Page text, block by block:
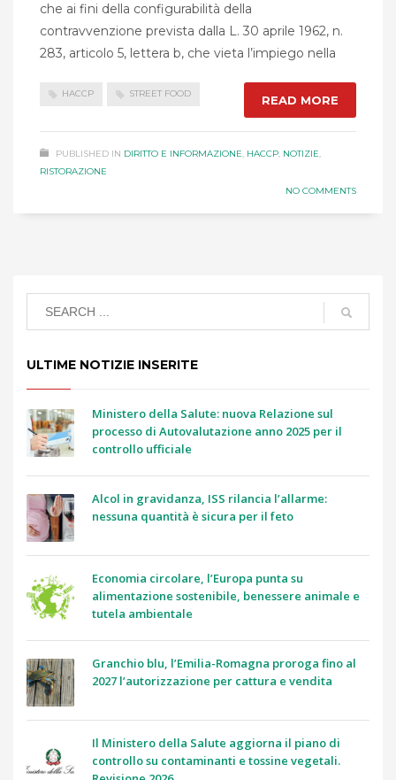
che ai fini della configurabilità della
contravvenzione prevista dalla L. 30 aprile 1962, n.
283, articolo 5, lettera b, che vieta l’impiego nella
HACCP STREET FOOD READ MORE
PUBLISHED IN DIRITTO E INFORMAZIONE, HACCP, NOTIZIE,
RISTORAZIONE
NO COMMENTS
ULTIME NOTIZIE INSERITE
Ministero della Salute: nuova Relazione sul
processo di Autovalutazione anno 2025 per il
controllo ufficiale
Alcol in gravidanza, ISS rilancia l’allarme:
nessuna quantità è sicura per il feto
Economia circolare, l’Europa punta su
alimentazione sostenibile, benessere animale e
tutela ambientale
Granchio blu, l’Emilia-Romagna proroga fino al
2027 l’autorizzazione per cattura e vendita
Il Ministero della Salute aggiorna il piano di
controllo su contaminanti e tossine vegetali.